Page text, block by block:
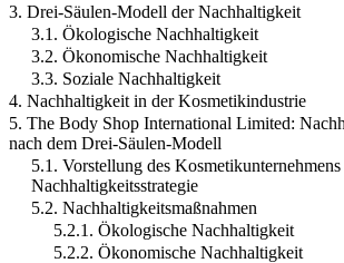
3. Drei-Säulen-Modell der Nachhaltigkeit
3.1. Ökologische Nachhaltigkeit
3.2. Ökonomische Nachhaltigkeit
3.3. Soziale Nachhaltigkeit
4. Nachhaltigkeit in der Kosmetikindustrie
5. The Body Shop International Limited:
nach dem Drei-Säulen-Modell
5.1. Vorstellung des
Nachhaltigkeitsstrategie
5.2. Nachhaltigkeitsmaßnahmen
5.2.1. Ökologische Nachhaltigkeit
5.2.2. Ökonomische Nachhaltigkeit